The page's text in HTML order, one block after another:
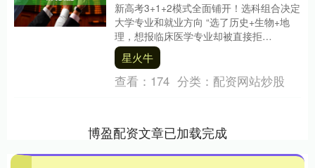
新高考3+1+2模式全面铺开！选科组合决定
大学专业和就业方向 “选了历史+生物+地
理，想报临床医学专业却被直接拒
绝！”2025年高考志愿填报期间，湖北考生
小杨的....
星火牛
查看： 174 分类： 配资网站炒股
博盈配资文章已加载完成